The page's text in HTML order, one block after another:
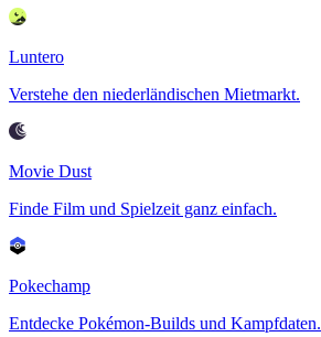
Luntero
Verstehe den niederländischen Mietmarkt.
Movie Dust
Finde Film und Spielzeit ganz einfach.
Pokechamp
Entdecke Pokémon-Builds und Kampfdaten.